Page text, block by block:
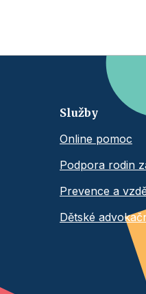
Služby
Online pomoc
Podpora rodin
Prevence a
Dětské